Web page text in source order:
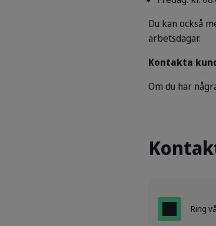
Du kan också
arbetsdagar.
Kontakta
Om du har
Ring